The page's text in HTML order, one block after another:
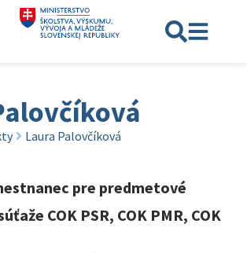
Laura Palovčíková
pre predmetové
COK PSR, COK PMR, COK